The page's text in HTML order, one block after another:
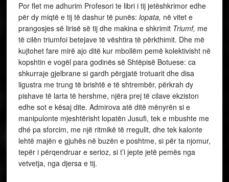
Por flet me adhurim Profesori te libri i tij jetëshkrimor edhe
për dy miqtë e tij të dashur të punës: lopata, në vitet e
prangosjes së lirisë së tij dhe makina e shkrimit Triumf, me
të cilën triumfoi betejave të vështira të përkthimit. Dhe më
kujtohet fare mirë ajo ditë kur mbollëm pemë kolektivisht në
kopshtin e vogël para godinës së Shtëpisë Botuese: ca
shkurraje gjelbrane si gardh përgjatë trotuarit dhe disa
ligustra me trung të brishtë e të shtrembër, përkrah dy
pishave të larta të hershme, njëra prej të cilave ekziston
edhe sot e kësaj dite. Admirova atë ditë mënyrën si e
manipulonte mjeshtërisht lopatën Jusufi, tek e mbushte me
dhé pa sforcim, me një ritmikë të rregullt, dhe tek kalonte
lehtë majën e gjuhës në buzën e poshtme, si për ta njomur,
tepër i përqendruar e serioz, si t’i jepte jetë pemës nga
vetvetja, nga djersa e tij.